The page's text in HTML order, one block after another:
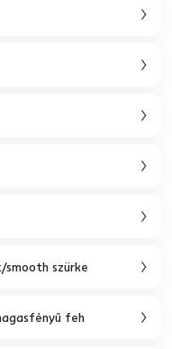
szürke
feh